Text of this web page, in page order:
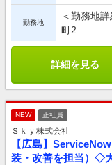
勤務地
＜勤務地
町2...
詳細を見る
NEW 正社員
Ｓｋｙ株式会社
【広島】
装・改善を担当）◇